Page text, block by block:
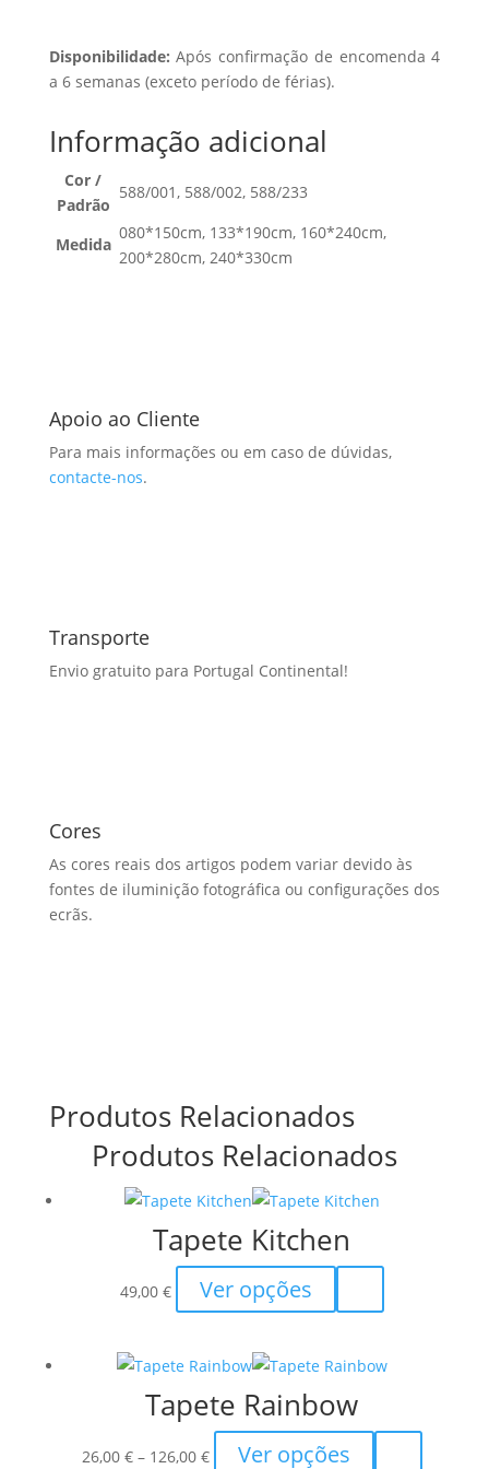
Disponibilidade:Após confirmação de encomenda 4
a 6 semanas (exceto período de férias).
Informação adicional
Cor /
Padrão
588/001, 588/002, 588/233
Medida
080*150cm, 133*190cm, 160*240cm,
200*280cm, 240*330cm
Apoio ao Cliente
Para mais informações ou em caso de dúvidas,
contacte-nos.
Transporte
Envio gratuito para Portugal Continental!
Cores
As cores reais dos artigos podem variar devido às
fontes de iluminição fotográfica ou configurações dos
ecrãs.
Produtos Relacionados
Produtos Relacionados
Tapete Kitchen
49,00 € Ver opções
product
multiple
variants.
The
options
Tapete Rainbow
26,00 € – 126,00 €PriceVer opções